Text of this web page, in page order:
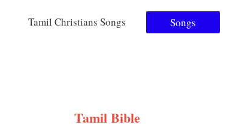
Tamil Christians Songs Songs
Tamil Bible